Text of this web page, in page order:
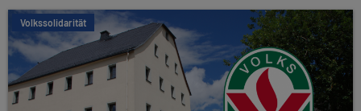
Volkssolidarität